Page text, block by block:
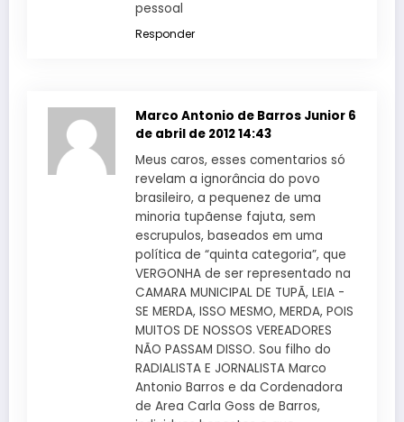
pessoal
Responder
Marco Antonio de Barros Junior 6
de abril de 2012 14:43
Meus caros, esses comentarios só
revelam a ignorância do povo
brasileiro, a pequenez de uma
minoria tupãense fajuta, sem
escrupulos, baseados em uma
política de “quinta categoria”, que
VERGONHA de ser representado na
CAMARA MUNICIPAL DE TUPÃ, LEIA -
SE MERDA, ISSO MESMO, MERDA, POIS
MUITOS DE NOSSOS VEREADORES
NÃO PASSAM DISSO. Sou filho do
RADIALISTA E JORNALISTA Marco
Antonio Barros e da Cordenadora
de Area Carla Goss de Barros,